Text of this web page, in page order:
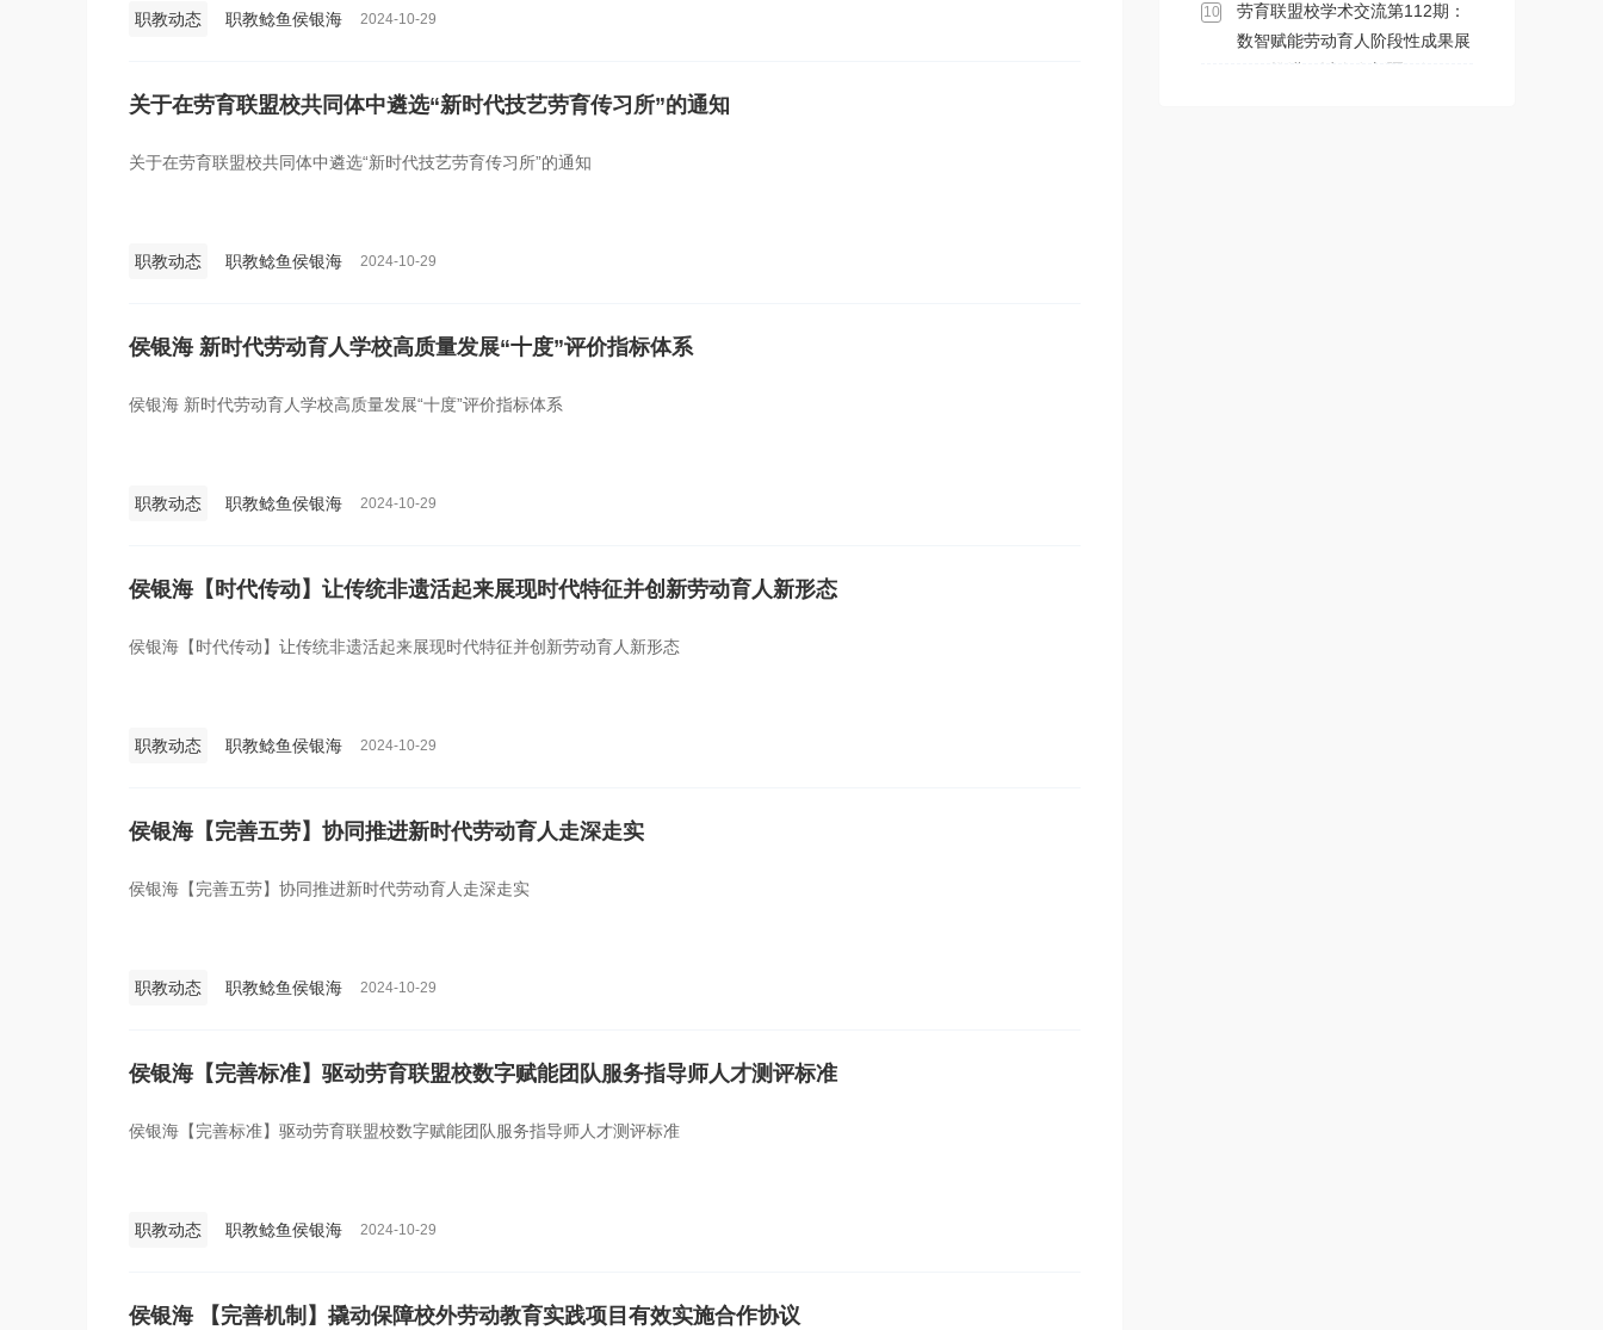
职教动态 职教鲶鱼侯银海 2024-10-29
关于在劳育联盟校共同体中遴选“新时代技艺劳育传习所”的通知
关于在劳育联盟校共同体中遴选“新时代技艺劳育传习所”的通知
职教动态 职教鲶鱼侯银海 2024-10-29
侯银海 新时代劳动育人学校高质量发展“十度”评价指标体系
侯银海 新时代劳动育人学校高质量发展“十度”评价指标体系
职教动态 职教鲶鱼侯银海 2024-10-29
侯银海【时代传动】让传统非遗活起来展现时代特征并创新劳动育人新形态
侯银海【时代传动】让传统非遗活起来展现时代特征并创新劳动育人新形态
职教动态 职教鲶鱼侯银海 2024-10-29
侯银海【完善五劳】协同推进新时代劳动育人走深走实
侯银海【完善五劳】协同推进新时代劳动育人走深走实
职教动态 职教鲶鱼侯银海 2024-10-29
侯银海【完善标准】驱动劳育联盟校数字赋能团队服务指导师人才测评标准
侯银海【完善标准】驱动劳育联盟校数字赋能团队服务指导师人才测评标准
职教动态 职教鲶鱼侯银海 2024-10-29
侯银海 【完善机制】撬动保障校外劳动教育实践项目有效实施合作协议
10
劳育联盟校学术交流第112期：
数智赋能劳动育人阶段性成果展